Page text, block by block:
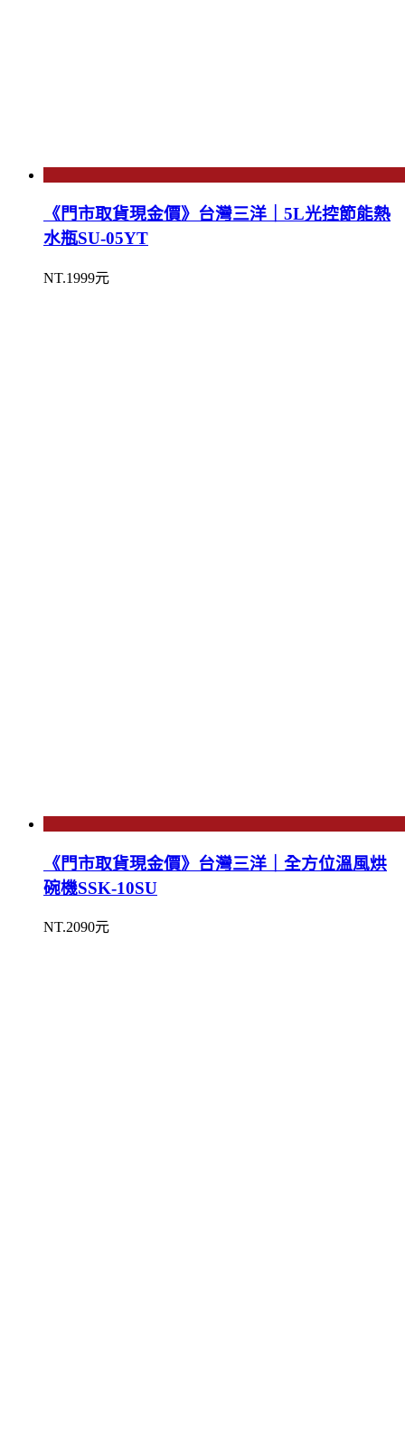
《門市取貨現金價》台灣三洋｜5L光控節能熱
水瓶SU-05YT
NT.1999元
《門市取貨現金價》台灣三洋｜全方位溫風烘
碗機SSK-10SU
NT.2090元